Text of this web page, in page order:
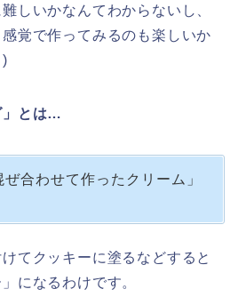
しいかなんてわからないし、
覚で作ってみるのも楽しいか
)
」とは…
ぜ合わせて作ったクリーム」
てクッキーに塗るなどすると
になるわけです。